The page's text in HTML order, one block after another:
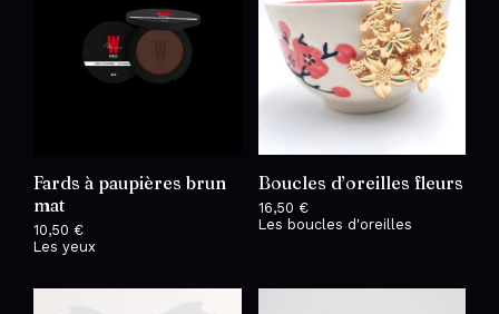
Fards à paupières brun
mat
10,50 €
Les yeux
Boucles d’oreilles fleurs
16,50 €
Les boucles d'oreilles